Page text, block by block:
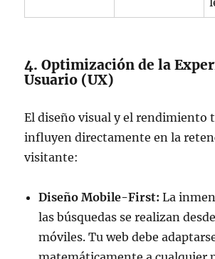
4. Optimización de la
Usuario (UX)
El diseño visual y el rendimiento
influyen directamente en la
visitante:
Diseño Mobile-First: La
las búsquedas se realizan
móviles. Tu web debe